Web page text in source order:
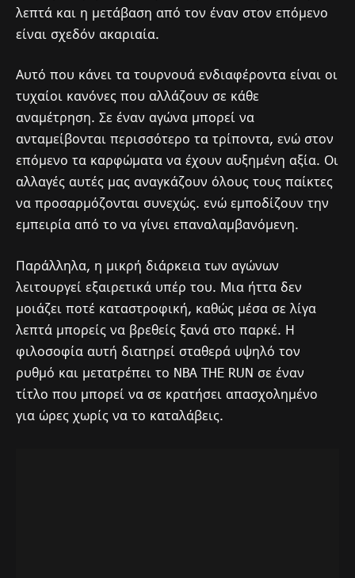
λεπτά και η μετάβαση από τον έναν στον επόμενο
είναι σχεδόν ακαριαία.
Αυτό που κάνει τα τουρνουά ενδιαφέροντα είναι οι
τυχαίοι κανόνες που αλλάζουν σε κάθε
αναμέτρηση. Σε έναν αγώνα μπορεί να
ανταμείβονται περισσότερο τα τρίποντα, ενώ στον
επόμενο τα καρφώματα να έχουν αυξημένη αξία. Οι
αλλαγές αυτές μας αναγκάζουν όλους τους παίκτες
να προσαρμόζονται συνεχώς. ενώ εμποδίζουν την
εμπειρία από το να γίνει επαναλαμβανόμενη.
Παράλληλα, η μικρή διάρκεια των αγώνων
λειτουργεί εξαιρετικά υπέρ του. Μια ήττα δεν
μοιάζει ποτέ καταστροφική, καθώς μέσα σε λίγα
λεπτά μπορείς να βρεθείς ξανά στο παρκέ. Η
φιλοσοφία αυτή διατηρεί σταθερά υψηλό τον
ρυθμό και μετατρέπει το NBA THE RUN σε έναν
τίτλο που μπορεί να σε κρατήσει απασχολημένο
για ώρες χωρίς να το καταλάβεις.